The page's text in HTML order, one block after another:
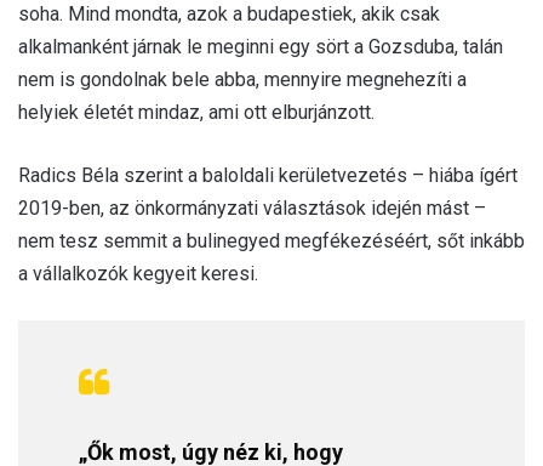
soha. Mind mondta, azok a budapestiek, akik csak
alkalmanként járnak le meginni egy sört a Gozsduba, talán
nem is gondolnak bele abba, mennyire megnehezíti a
helyiek életét mindaz, ami ott elburjánzott.
Radics Béla szerint a baloldali kerületvezetés – hiába ígért
2019-ben, az önkormányzati választások idején mást –
nem tesz semmit a bulinegyed megfékezéséért, sőt inkább
a vállalkozók kegyeit keresi.
„Ők most, úgy néz ki, hogy